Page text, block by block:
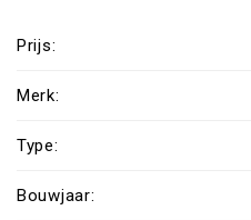
Prijs:
Merk:
Type:
Bouwjaar: